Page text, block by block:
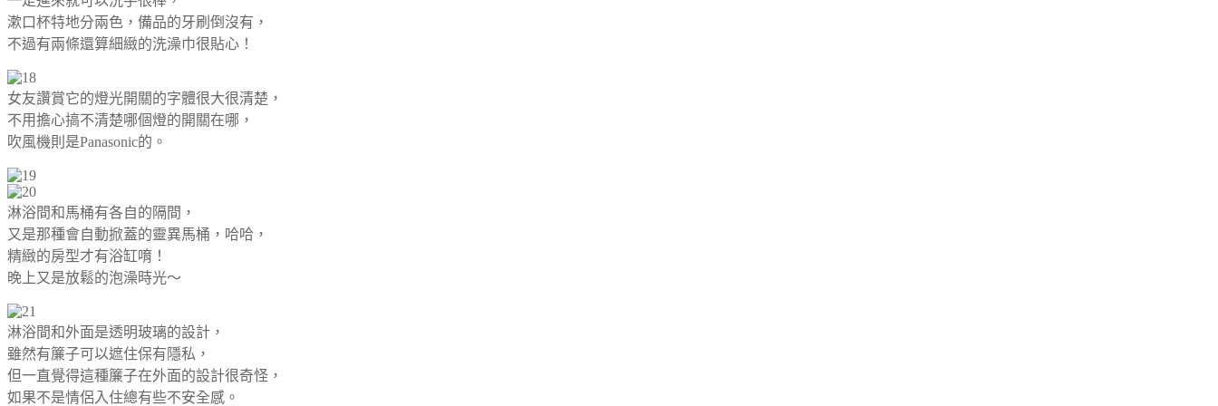
漱口杯特地分兩色，備品的牙刷倒沒有，
不過有兩條還算細緻的洗澡巾很貼心！
女友讚賞它的燈光開關的字體很大很清楚，
不用擔心搞不清楚哪個燈的開關在哪，
吹風機則是Panasonic的。
淋浴間和馬桶有各自的隔間，
又是那種會自動掀蓋的靈異馬桶，哈哈，
精緻的房型才有浴缸唷！
晚上又是放鬆的泡澡時光～
淋浴間和外面是透明玻璃的設計，
雖然有簾子可以遮住保有隱私，
但一直覺得這種簾子在外面的設計很奇怪，
如果不是情侶入住總有些不安全感。